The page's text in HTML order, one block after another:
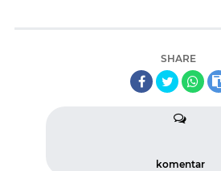
SHARE
komentar